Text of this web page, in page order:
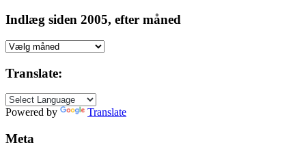
Indlæg siden 2005, efter måned
Indlæg
2005,
måned
Translate:
Powered by Translate
Meta